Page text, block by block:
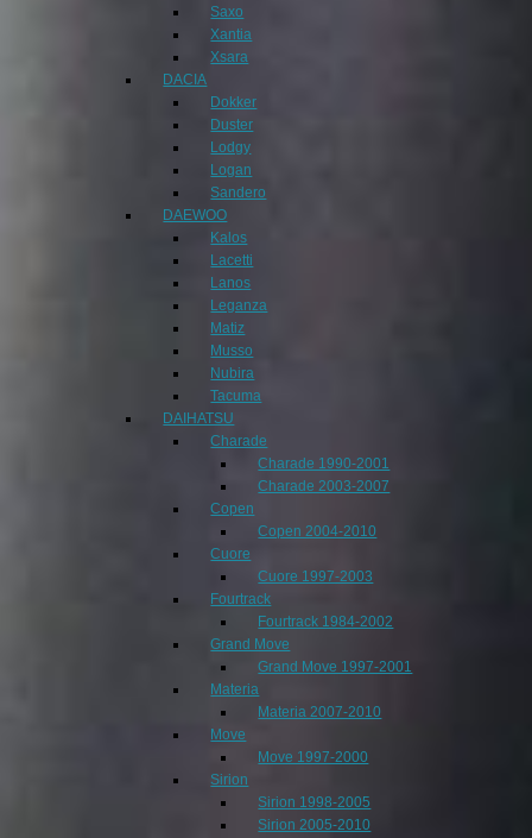
Saxo
Xantia
Xsara
DACIA
Dokker
Duster
Lodgy
Logan
Sandero
DAEWOO
Kalos
Lacetti
Lanos
Leganza
Matiz
Musso
Nubira
Tacuma
DAIHATSU
Charade
Charade 1990-2001
Charade 2003-2007
Copen
Copen 2004-2010
Cuore
Cuore 1997-2003
Fourtrack
Fourtrack 1984-2002
Grand Move
Grand Move 1997-2001
Materia
Materia 2007-2010
Move
Move 1997-2000
Sirion
Sirion 1998-2005
Sirion 2005-2010